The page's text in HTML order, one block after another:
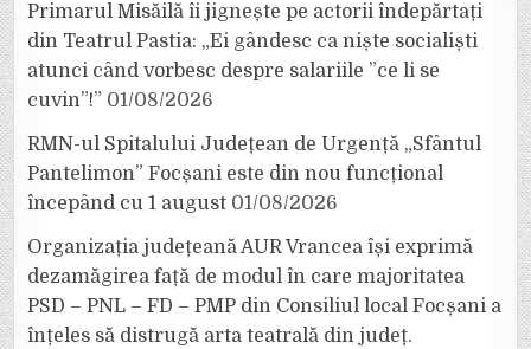
Primarul Misăilă îi jignește pe actorii îndepărtați
din Teatrul Pastia: „Ei gândesc ca niște socialiști
atunci când vorbesc despre salariile ”ce li se
cuvin”!” 01/08/2026
RMN-ul Spitalului Județean de Urgență „Sfântul
Pantelimon” Focșani este din nou funcțional
începând cu 1 august 01/08/2026
Organizația județeană AUR Vrancea își exprimă
dezamăgirea față de modul în care majoritatea
PSD – PNL – FD – PMP din Consiliul local Focșani a
înțeles să distrugă arta teatrală din județ.